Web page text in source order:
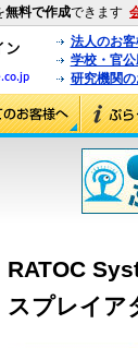
無料で作成できます
法人のお
学校・官
研究機関
RATOC
スプレイア